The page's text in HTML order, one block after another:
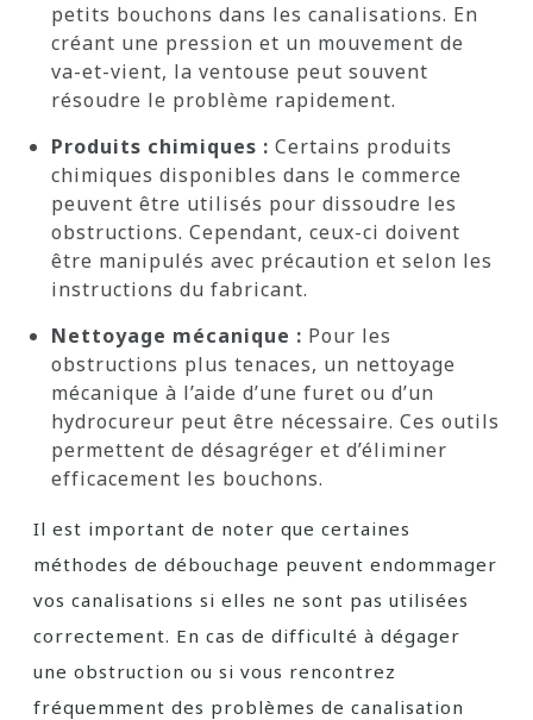
petits bouchons dans les canalisations. En
créant une pression et un mouvement de
va-et-vient, la ventouse peut souvent
résoudre le problème rapidement.
Produits chimiques : Certains produits
chimiques disponibles dans le commerce
peuvent être utilisés pour dissoudre les
obstructions. Cependant, ceux-ci doivent
être manipulés avec précaution et selon les
instructions du fabricant.
Nettoyage mécanique : Pour les
obstructions plus tenaces, un nettoyage
mécanique à l’aide d’une furet ou d’un
hydrocureur peut être nécessaire. Ces outils
permettent de désagréger et d’éliminer
efficacement les bouchons.
Il est important de noter que certaines
méthodes de débouchage peuvent endommager
vos canalisations si elles ne sont pas utilisées
correctement. En cas de difficulté à dégager
une obstruction ou si vous rencontrez
fréquemment des problèmes de canalisation